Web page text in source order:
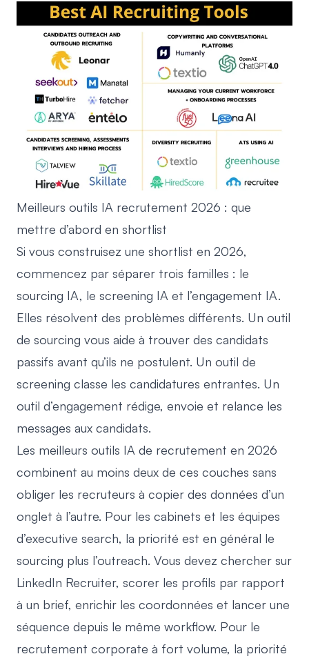
Meilleurs outils IA recrutement 2026 : que
mettre d’abord en shortlist
Si vous construisez une shortlist en 2026,
commencez par séparer trois familles : le
sourcing IA, le screening IA et l’engagement IA.
Elles résolvent des problèmes différents. Un outil
de sourcing vous aide à trouver des candidats
passifs avant qu’ils ne postulent. Un outil de
screening classe les candidatures entrantes. Un
outil d’engagement rédige, envoie et relance les
messages aux candidats.
Les meilleurs outils IA de recrutement en 2026
combinent au moins deux de ces couches sans
obliger les recruteurs à copier des données d’un
onglet à l’autre. Pour les cabinets et les équipes
d’executive search, la priorité est en général le
sourcing plus l’outreach. Vous devez chercher sur
LinkedIn Recruiter, scorer les profils par rapport
à un brief, enrichir les coordonnées et lancer une
séquence depuis le même workflow. Pour le
recrutement corporate à fort volume, la priorité